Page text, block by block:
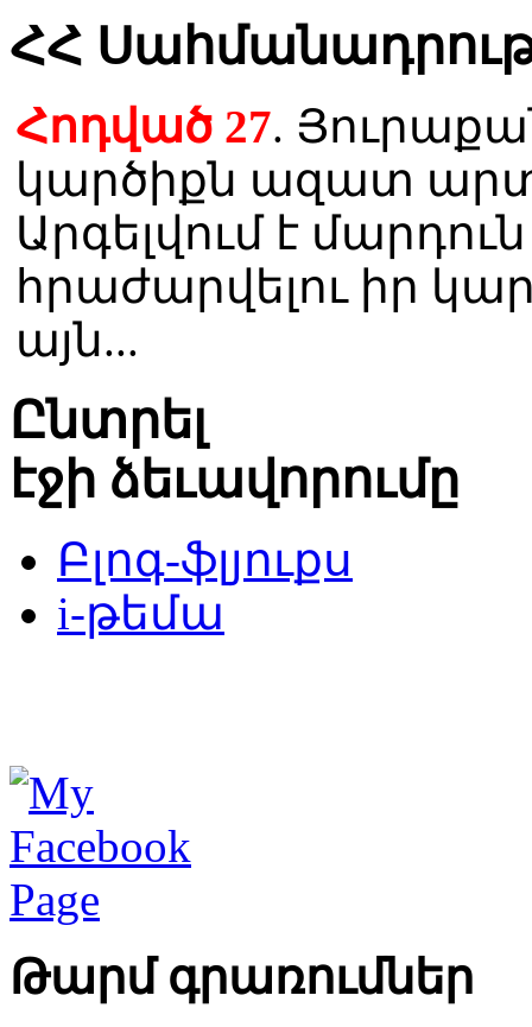
ՀՀ
Հոդված 27.
կարծիքն ազատ
Արգելվում է
հրաժարվելու իր
այն...
Ընտրել
էջի ձեւավորումը
Բլոգ-ֆլյուքս
i-թեմա
Թարմ գրառումներ